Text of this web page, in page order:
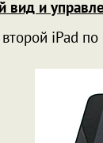
вид и
iPad